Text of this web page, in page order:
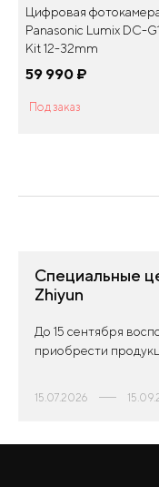
Цифровая
Panasonic Lumix DC-
Kit 12-32mm
59 990 ¤
Под заказ
Специальные
Zhiyun
До 15 сентября
приобрести
15.07.2026